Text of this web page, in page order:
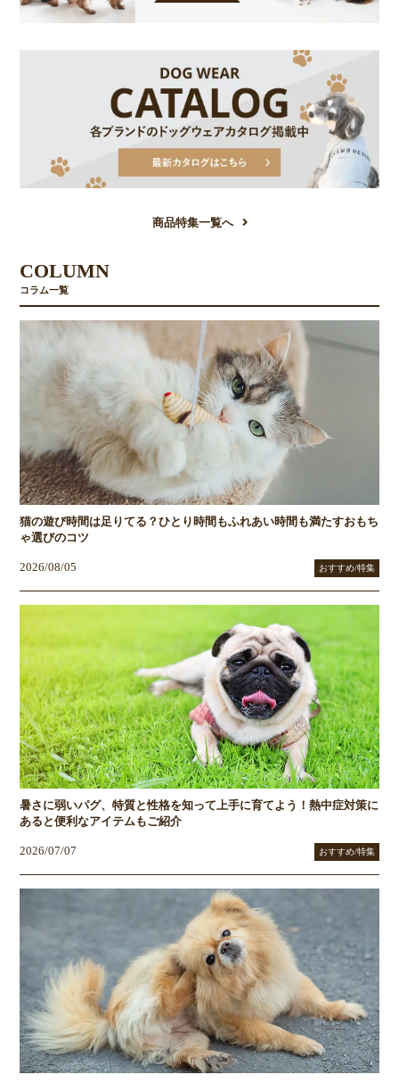
商品特集一覧へ
COLUMN
コラム一覧
猫の遊び時間は足りてる？ひとり時間もふれあい時間も満たすおもち
ゃ選びのコツ
2026/08/05 おすすめ/特集
暑さに弱いパグ、特質と性格を知って上手に育てよう！熱中症対策に
あると便利なアイテムもご紹介
2026/07/07 おすすめ/特集